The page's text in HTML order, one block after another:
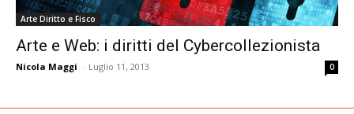
Arte Diritto e Fisco
Arte e Web: i diritti del Cybercollezionista
Nicola Maggi - Luglio 11, 2013 0